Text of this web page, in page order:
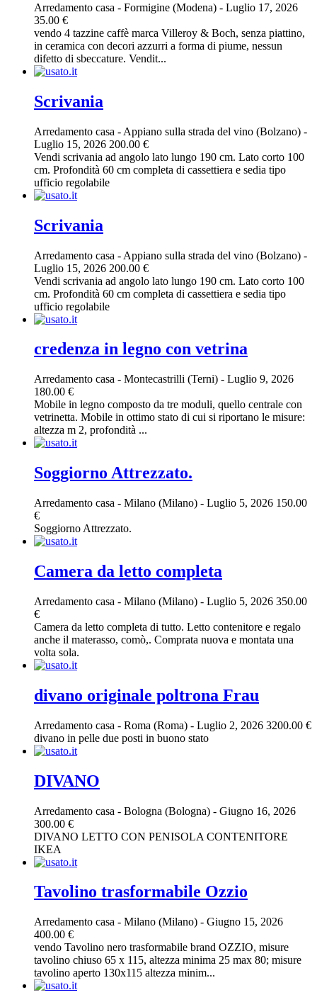
Arredamento casa - Formigine (Modena) - Luglio 17, 2026
35.00 €
vendo 4 tazzine caffè marca Villeroy & Boch, senza piattino,
in ceramica con decori azzurri a forma di piume, nessun
difetto di sbeccature. Vendit...
Scrivania
Arredamento casa - Appiano sulla strada del vino (Bolzano) -
Luglio 15, 2026 200.00 €
Vendi scrivania ad angolo lato lungo 190 cm. Lato corto 100
cm. Profondità 60 cm completa di cassettiera e sedia tipo
ufficio regolabile
Scrivania
Arredamento casa - Appiano sulla strada del vino (Bolzano) -
Luglio 15, 2026 200.00 €
Vendi scrivania ad angolo lato lungo 190 cm. Lato corto 100
cm. Profondità 60 cm completa di cassettiera e sedia tipo
ufficio regolabile
credenza in legno con vetrina
Arredamento casa - Montecastrilli (Terni) - Luglio 9, 2026
180.00 €
Mobile in legno composto da tre moduli, quello centrale con
vetrinetta. Mobile in ottimo stato di cui si riportano le misure:
altezza m 2, profondità ...
Soggiorno Attrezzato.
Arredamento casa - Milano (Milano) - Luglio 5, 2026 150.00
€
Soggiorno Attrezzato.
Camera da letto completa
Arredamento casa - Milano (Milano) - Luglio 5, 2026 350.00
€
Camera da letto completa di tutto. Letto contenitore e regalo
anche il materasso, comò,. Comprata nuova e montata una
volta sola.
divano originale poltrona Frau
Arredamento casa - Roma (Roma) - Luglio 2, 2026 3200.00 €
divano in pelle due posti in buono stato
DIVANO
Arredamento casa - Bologna (Bologna) - Giugno 16, 2026
300.00 €
DIVANO LETTO CON PENISOLA CONTENITORE
IKEA
Tavolino trasformabile Ozzio
Arredamento casa - Milano (Milano) - Giugno 15, 2026
400.00 €
vendo Tavolino nero trasformabile brand OZZIO, misure
tavolino chiuso 65 x 115, altezza minima 25 max 80; misure
tavolino aperto 130x115 altezza minim...